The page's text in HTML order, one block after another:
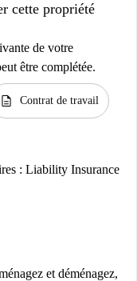
cette propriété
de votre
être complétée.
description Contrat de travail
: Liability Insurance
et déménagez,